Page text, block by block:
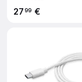
2799 €